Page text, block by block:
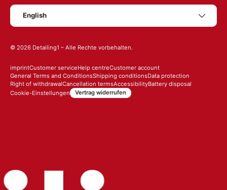
Language
English
© 2026 Detailing1 – Alle Rechte vorbehalten.
imprintCustomer serviceHelp centreCustomer account
General Terms and ConditionsShipping conditionsData protection
Right of withdrawalCancellation termsAccessibilityBattery disposal
Cookie-Einstellungen
Vertrag widerrufen